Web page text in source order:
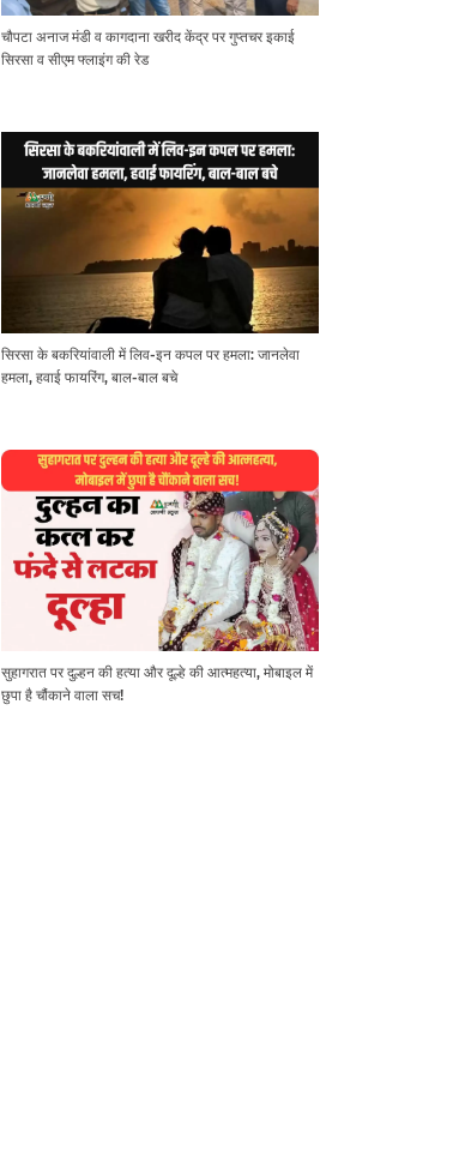
चौपटा अनाज मंडी व कागदाना खरीद केंद्र पर गुप्तचर इकाई
सिरसा व सीएम फ्लाइंग की रेड
सिरसा के बकरियांवाली में लिव-इन कपल पर हमला: जानलेवा
हमला, हवाई फायरिंग, बाल-बाल बचे
सुहागरात पर दुल्हन की हत्या और दूल्हे की आत्महत्या, मोबाइल में
छुपा है चौंकाने वाला सच!